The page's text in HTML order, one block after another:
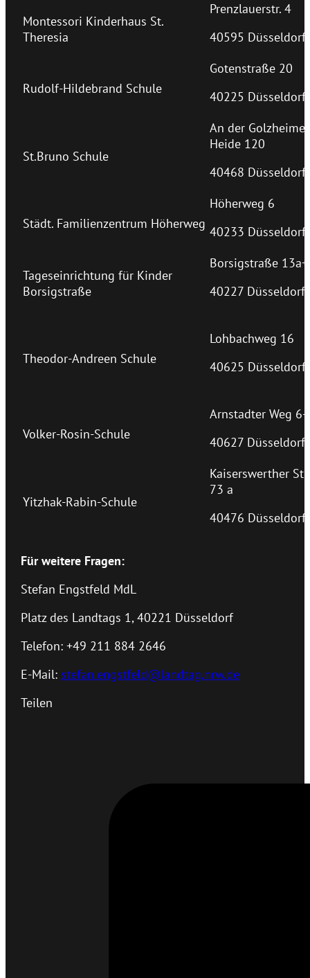
Montessori Kinderhaus St.
Theresia
Prenzlauerstr. 4
40595 Düsseldorf
Rudolf-Hildebrand Schule
Gotenstraße 20
40225 Düsseldorf
St.Bruno Schule
An der Golzheimer
Heide 120
40468 Düsseldorf
Städt. Familienzentrum Höherweg
Höherweg 6
40233 Düsseldorf
Tageseinrichtung für Kinder
Borsigstraße
Borsigstraße
40227 Düsseldorf
Theodor-Andreen Schule
Lohbachweg 16
40625 Düsseldorf
Volker-Rosin-Schule
Arnstadter Weg 6-
40627 Düsseldorf
Yitzhak-Rabin-Schule
Kaiserswerther Str.
73 a
40476 Düsseldorf
Für weitere Fragen:
Stefan Engstfeld MdL
Platz des Landtags 1, 40221 Düsseldorf
Telefon: +49 211 884 2646
E-Mail: stefan.engstfeld@landtag.nrw.de
Teilen